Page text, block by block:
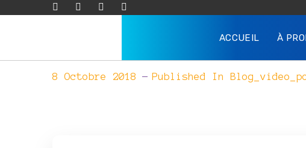
ACCUEIL À
blog_video_popup
8 Octobre 2018 Published In